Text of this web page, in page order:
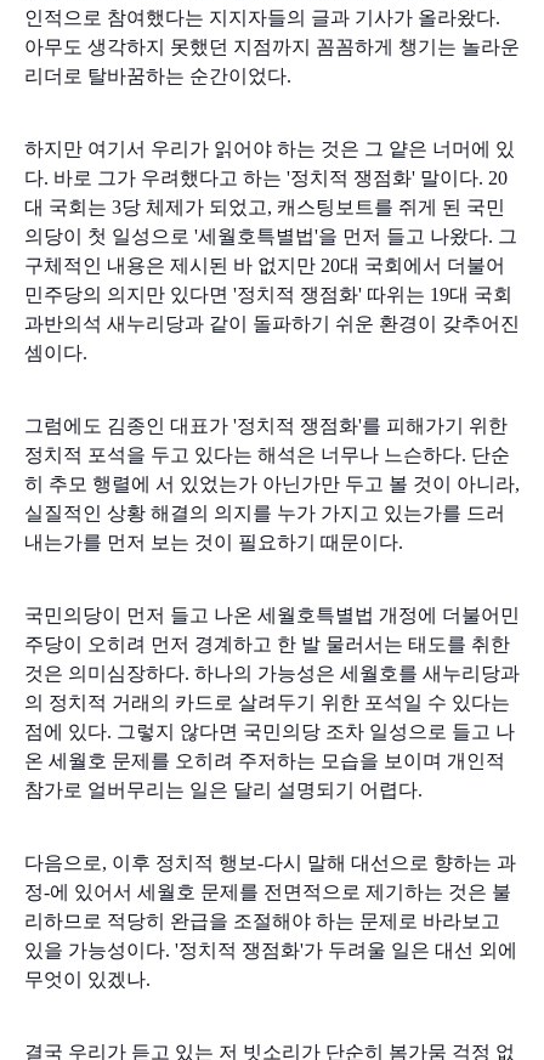
인적으로 참여했다는 지지자들의 글과 기사가 올라왔다.
아무도 생각하지 못했던 지점까지 꼼꼼하게 챙기는 놀라운
리더로 탈바꿈하는 순간이었다.
하지만 여기서 우리가 읽어야 하는 것은 그 얕은 너머에 있
다. 바로 그가 우려했다고 하는 '정치적 쟁점화' 말이다. 20
대 국회는 3당 체제가 되었고, 캐스팅보트를 쥐게 된 국민
의당이 첫 일성으로 '세월호특별법'을 먼저 들고 나왔다. 그
구체적인 내용은 제시된 바 없지만 20대 국회에서 더불어
민주당의 의지만 있다면 '정치적 쟁점화' 따위는 19대 국회
과반의석 새누리당과 같이 돌파하기 쉬운 환경이 갖추어진
셈이다.
그럼에도 김종인 대표가 '정치적 쟁점화'를 피해가기 위한
정치적 포석을 두고 있다는 해석은 너무나 느슨하다. 단순
히 추모 행렬에 서 있었는가 아닌가만 두고 볼 것이 아니라,
실질적인 상황 해결의 의지를 누가 가지고 있는가를 드러
내는가를 먼저 보는 것이 필요하기 때문이다.
국민의당이 먼저 들고 나온 세월호특별법 개정에 더불어민
주당이 오히려 먼저 경계하고 한 발 물러서는 태도를 취한
것은 의미심장하다. 하나의 가능성은 세월호를 새누리당과
의 정치적 거래의 카드로 살려두기 위한 포석일 수 있다는
점에 있다. 그렇지 않다면 국민의당 조차 일성으로 들고 나
온 세월호 문제를 오히려 주저하는 모습을 보이며 개인적
참가로 얼버무리는 일은 달리 설명되기 어렵다.
다음으로, 이후 정치적 행보-다시 말해 대선으로 향하는 과
정-에 있어서 세월호 문제를 전면적으로 제기하는 것은 불
리하므로 적당히 완급을 조절해야 하는 문제로 바라보고
있을 가능성이다. '정치적 쟁점화'가 두려울 일은 대선 외에
무엇이 있겠나.
결국 우리가 듣고 있는 저 빗소리가 단순히 봄가뭄 걱정 없